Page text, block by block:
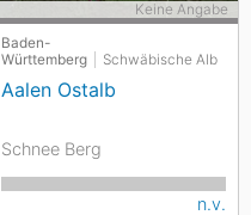
Baden-
Württemberg
Schwäbische Alb
Aalen Ostalb
Keine Angabe
Schnee Berg
n.v.